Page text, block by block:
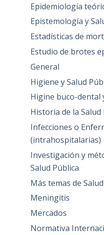
Epidemiología
Epistemología y
Estadísticas de
Estudio de brotes
General
Higiene y Salud
Higine buco-dental
Historia de la Salud
Infecciones o
(intrahospitalarias)
Investigación y
Salud Pública
Más temas de
Meningitis
Mercados
Normativa